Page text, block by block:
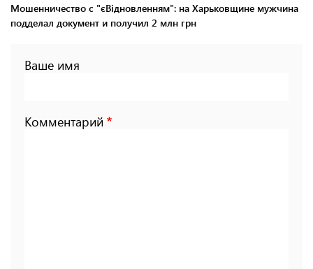
Мошенничество с "єВідновленням": на Харьковщине мужчина
подделал документ и получил 2 млн грн
Ваше имя
Комментарий